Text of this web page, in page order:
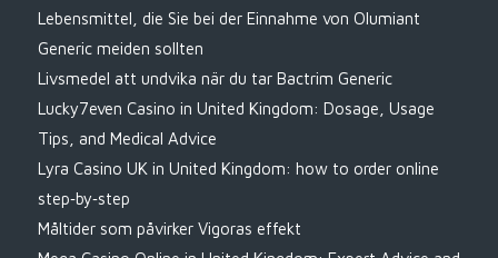
Lebensmittel, die Sie bei der Einnahme von Olumiant
Generic meiden sollten
Livsmedel att undvika när du tar Bactrim Generic
Lucky7even Casino in United Kingdom: Dosage, Usage
Tips, and Medical Advice
Lyra Casino UK in United Kingdom: how to order online
step‑by‑step
Måltider som påvirker Vigoras effekt